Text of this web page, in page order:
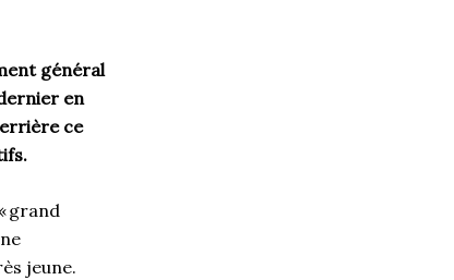
général
en
ce
grand
jeune.